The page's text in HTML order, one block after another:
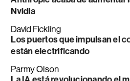
Nvidia
David Fickling
Los puertos que impulsan el
están electrificando
Parmy Olson